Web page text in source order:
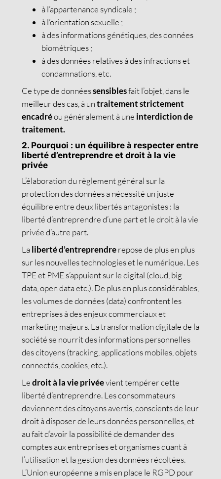
à l’appartenance syndicale ;
à l’orientation sexuelle ;
à des informations génétiques, des données
biométriques ;
à des données relatives à des infractions et
condamnations, etc.
Ce type de donnéessensiblesfait l’objet, dans le
meilleur des cas, à untraitement strictement
encadréou généralement à une interdiction de
traitement.
2. Pourquoi : un équilibre à respecter entre
liberté d’entreprendre et droit à la vie
privée
L’élaboration du règlement général sur la
protection des données a nécessité un juste
équilibre entre deux libertés antagonistes : la
liberté d’entreprendre d’une part et le droit à la vie
privée d’autre part.
La liberté d’entreprendrerepose de plus en plus
sur les nouvelles technologies et le numérique. Les
TPE et PME s’appuient sur le digital (cloud, big
data, open data etc.). De plus en plus considérables,
les volumes de données (data) confrontent les
entreprises à des enjeux commerciaux et
marketing majeurs. La transformation digitale de la
société se nourrit des informations personnelles
des citoyens (tracking, applications mobiles, objets
connectés, cookies, etc.).
Ledroit à la vie privéevient tempérer cette
liberté d’entreprendre. Les consommateurs
deviennent des citoyens avertis, conscients de leur
droit à disposer de leurs données personnelles, et
au fait d’avoir la possibilité de demander des
comptes aux entreprises et organismes quant à
l’utilisation et la gestion des données récoltées.
L’Union européenne a mis en place le RGPD pour